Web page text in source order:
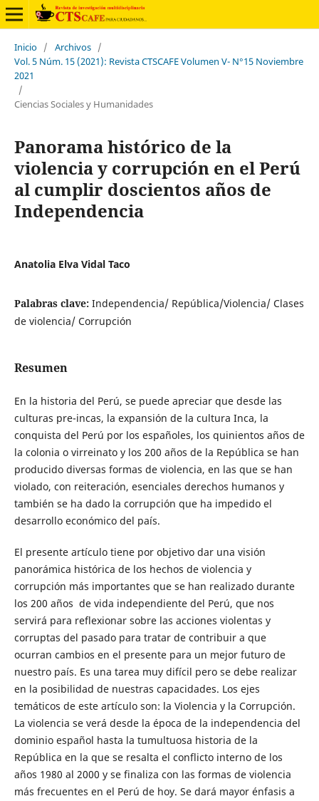
Inicio / Archivos /
Vol. 5 Núm. 15 (2021): Revista CTSCAFE Volumen V- N°15 Noviembre
2021
/
Ciencias Sociales y Humanidades
Panorama histórico de la
violencia y corrupción en el Perú
al cumplir doscientos años de
Independencia
Anatolia Elva Vidal Taco
Palabras clave: Independencia/ República/Violencia/ Clases
de violencia/ Corrupción
Resumen
En la historia del Perú, se puede apreciar que desde las
culturas pre-incas, la expansión de la cultura Inca, la
conquista del Perú por los españoles, los quinientos años de
la colonia o virreinato y los 200 años de la República se han
producido diversas formas de violencia, en las que se han
violado, con reiteración, esenciales derechos humanos y
también se ha dado la corrupción que ha impedido el
desarrollo económico del país.
El presente artículo tiene por objetivo dar una visión
panorámica histórica de los hechos de violencia y
corrupción más importantes que se han realizado durante
los 200 años de vida independiente del Perú, que nos
servirá para reflexionar sobre las acciones violentas y
corruptas del pasado para tratar de contribuir a que
ocurran cambios en el presente para un mejor futuro de
nuestro país. Es una tarea muy difícil pero se debe realizar
en la posibilidad de nuestras capacidades. Los ejes
temáticos de este artículo son: la Violencia y la Corrupción.
La violencia se verá desde la época de la independencia del
dominio español hasta la tumultuosa historia de la
República en la que se resalta el conflicto interno de los
años 1980 al 2000 y se finaliza con las formas de violencia
más frecuentes en el Perú de hoy. Se dará mayor énfasis a